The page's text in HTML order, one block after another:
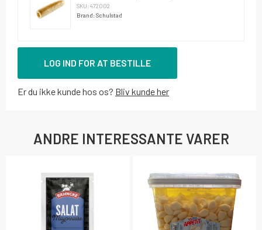
SKU: 472002
Brand: Schulstad
LOG IND FOR AT BESTILLE
Er du ikke kunde hos os? Bliv kunde her
ANDRE INTERESSANTE VARER